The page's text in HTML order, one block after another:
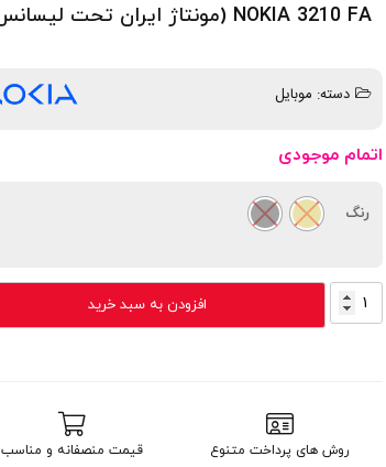
NOKIA 3210 FA (مونتاژ ایران تحت لیسانس نوکیا) سامتل
دسته: موبایل
اتمام موجودی
رنگ
NOKIA
3210
لیسانس
افزودن به سبد خرید
روش های پرداخت متنوع قیمت منصفانه و مناسب